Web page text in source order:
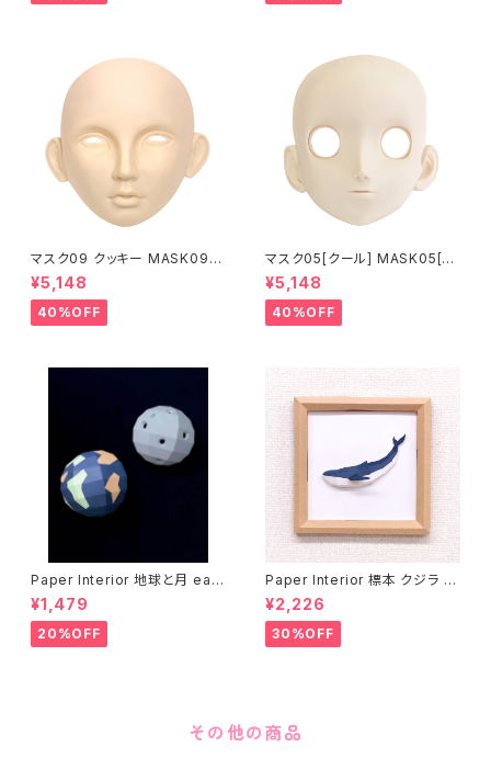
マスク09 クッキー MASK09
“COOKIE”
¥5,148
40%OFF
マスク05[クール] MASK05[C
OOL]
¥5,148
40%OFF
Paper Interior 地球と月 eart
h and moon
¥1,479
20%OFF
Paper Interior 標本 クジラ s
pecimen whale
¥2,226
30%OFF
その他の商品